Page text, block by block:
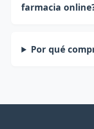
farmacia
Por qué